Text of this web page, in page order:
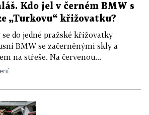
Kdo jel v černém BMW s
„Turkovu“ křižovatku?
do jedné pražské křižovatky
BMW se začerněnými skly a
na střeše. Na červenou...